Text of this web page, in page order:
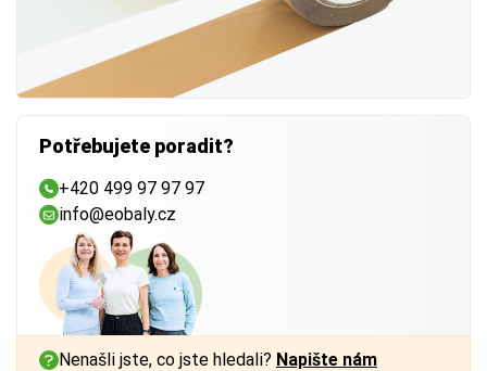
Potřebujete poradit?
+420 499 97 97 97
info@eobaly.cz
Nenašli jste, co jste hledali? Napište nám